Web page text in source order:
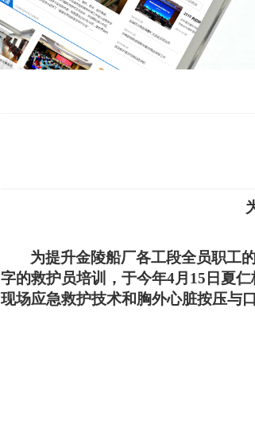
为提升金陵船厂各工段全员职工
字的救护员培训，于今年4月15日夏
现场应急救护技术和胸外心脏按压与